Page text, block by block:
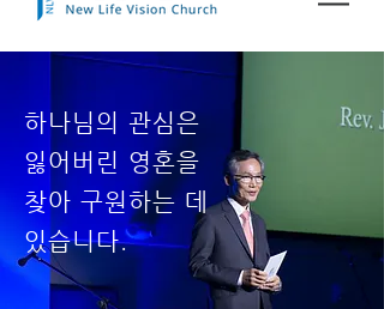
하나님의 관심은
잃어버린 영혼을
찾아 구원하는 데
있습니다.